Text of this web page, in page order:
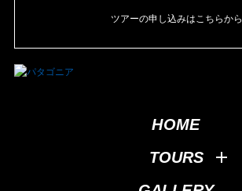
ツアーの申し込みはこちらから
HOME
TOURS